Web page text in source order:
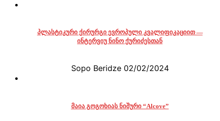
პლასტიკური ქირურგი ევროპული კვალიფიკაციით —
ინტერვიუ ნინო ქურიძესთან
Sopo Beridze 02/02/2024
მაია გოგოხიას ნიშური “Alcove”